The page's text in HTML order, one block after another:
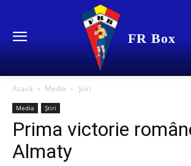
FR Box
Acasă Media Știri
Media Știri
Prima victorie
Almaty